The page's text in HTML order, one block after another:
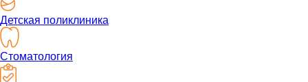
Детская поликлиника
Стоматология